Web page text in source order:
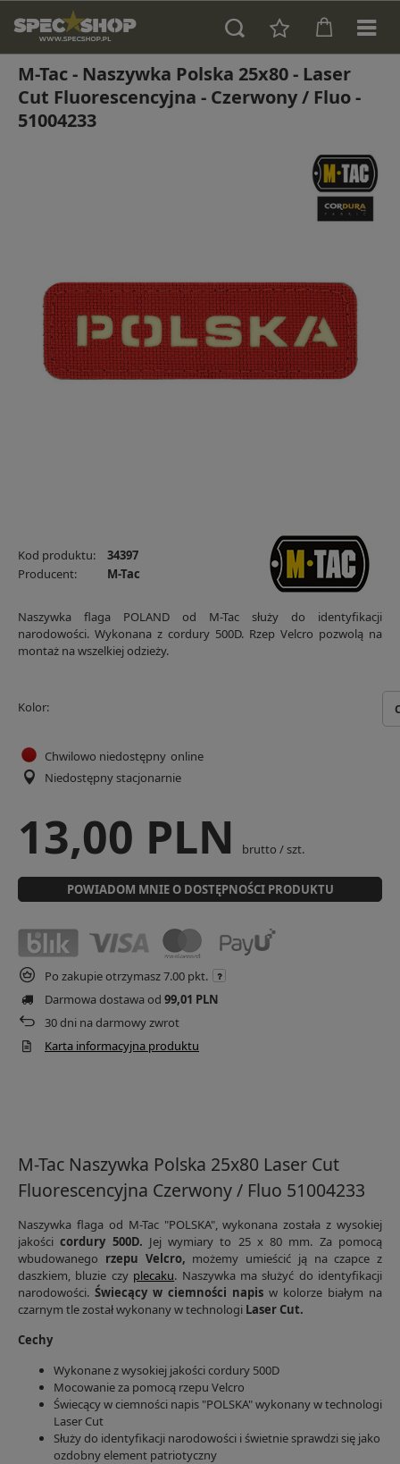
M-Tac - Naszywka Polska 25х80 - Laser
Cut Fluorescencyjna - Czerwony / Fluo -
51004233
Kod produktu:
34397
Producent:
M-Tac
Naszywka flaga POLAND od M-Tac służy do identyfikacji
narodowości. Wykonana z cordury 500D. Rzep Velcro pozwolą na
montaż na wszelkiej odzieży.
Kolor
Chwilowo niedostępny online
Niedostępny stacjonarnie
13,00 PLN brutto /szt.
POWIADOM MNIE O DOSTĘPNOŚCI PRODUKTU
Po zakupie otrzymasz7.00 pkt.
Darmowa dostawa od 99,01 PLN
30dni na darmowy zwrot
Karta informacyjna produktu
M-Tac Naszywka Polska 25х80 Laser Cut
Fluorescencyjna Czerwony / Fluo 51004233
Naszywka flaga od M-Tac "POLSKA", wykonana została z wysokiej
jakościcordury 500D. Jej wymiary to 25 x 80 mm. Za pomocą
wbudowanego rzepu Velcro, możemy umieścić ją na czapce z
daszkiem, bluzie czy plecaku. Naszywka ma służyć do identyfikacji
narodowości. Świecący w ciemności napis w kolorze białym na
czarnym tle został wykonany w technologi Laser Cut.
Cechy
Wykonane z wysokiej jakości cordury 500D
Mocowanie za pomocą rzepu Velcro
Świecący w ciemności napis "POLSKA" wykonany w technologi
Laser Cut
Służy do identyfikacji narodowości i świetnie sprawdzi się jako
ozdobny element patriotyczny